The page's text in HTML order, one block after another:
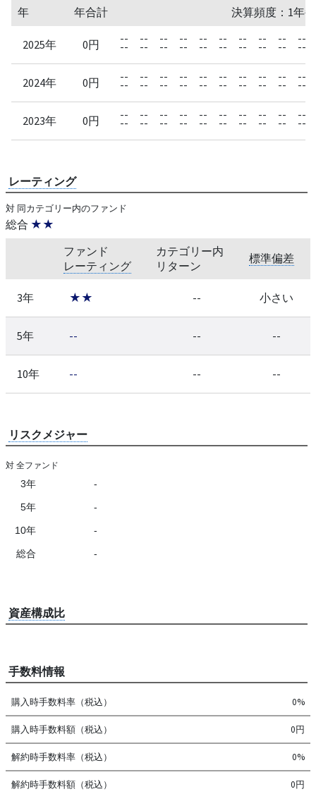
年 年合計 決算頻度：1年
2025年 0円 --
--
--
--
--
--
--
--
--
--
--
--
--
--
--
--
--
--
--
--
2024年 0円 --
--
--
--
--
--
--
--
--
--
--
--
--
--
--
--
--
--
--
--
2023年 0円 --
--
--
--
--
--
--
--
--
--
--
--
--
--
--
--
--
--
--
--
レーティング
対 同カテゴリー内のファンド
総合 ★★
ファンド
レーティング
カテゴリー内
リターン
標準偏差
3年 ★★ -- 小さい
5年 -- -- --
10年 -- -- --
リスクメジャー
対 全ファンド
3年 -
5年 -
10年 -
総合 -
資産構成比
手数料情報
購入時手数料率（税込） 0%
購入時手数料額（税込） 0円
解約時手数料率（税込） 0%
解約時手数料額（税込） 0円